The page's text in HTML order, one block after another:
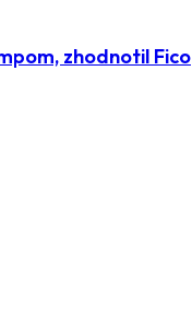
zhodnotil Fico